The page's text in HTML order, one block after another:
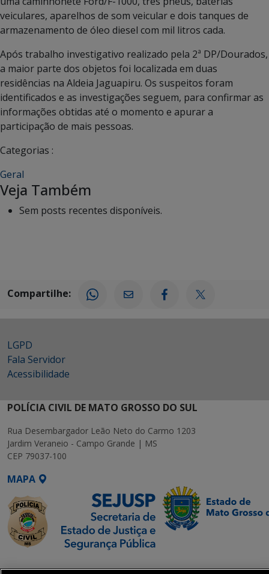
veiculares, aparelhos de som veicular e dois tanques de
armazenamento de óleo diesel com mil litros cada.
Após trabalho investigativo realizado pela 2ª DP/Dourados,
a maior parte dos objetos foi localizada em duas
residências na Aldeia Jaguapiru. Os suspeitos foram
identificados e as investigações seguem, para confirmar as
informações obtidas até o momento e apurar a
participação de mais pessoas.
Categorias :
Geral
Veja Também
Sem posts recentes disponíveis.
Compartilhe:
LGPD
Fala Servidor
Acessibilidade
POLÍCIA CIVIL DE MATO GROSSO DO SUL
Rua Desembargador Leão Neto do Carmo 1203
Jardim Veraneio - Campo Grande | MS
CEP 79037-100
MAPA